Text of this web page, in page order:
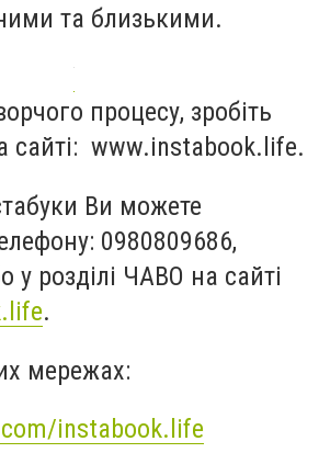
та близькими.
процесу, зробіть
сайті: www.instabook.life.
Ви можете
0980809686,
у розділі ЧАВО на сайті
.
мережах:
instabook.life